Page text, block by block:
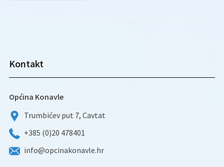
Kontakt
Općina Konavle
Trumbićev put 7, Cavtat
+385 (0)20 478401
info@opcinakonavle.hr